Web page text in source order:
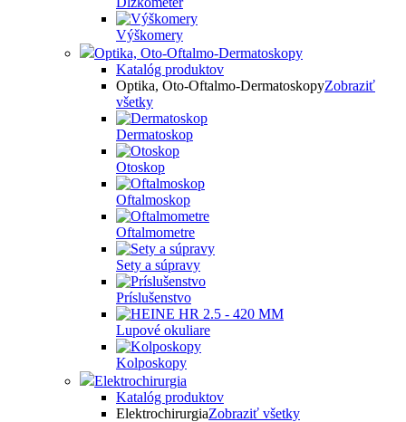
Výškomery
Optika, Oto-Oftalmo-Dermatoskopy
Katalóg produktov
Optika, Oto-Oftalmo-DermatoskopyZobraziť
všetky
Dermatoskop
Otoskop
Oftalmoskop
Oftalmometre
Sety a súpravy
Príslušenstvo
Lupové okuliare
Kolposkopy
Elektrochirurgia
Katalóg produktov
ElektrochirurgiaZobraziť všetky